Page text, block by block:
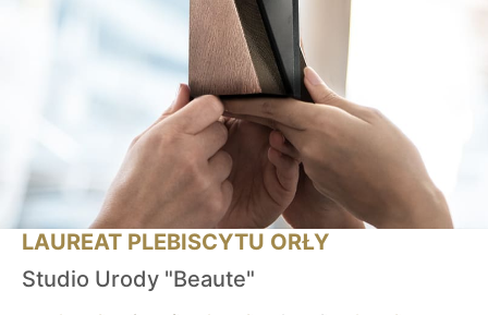
LAUREAT PLEBISCYTU ORŁY
Studio Urody "Beaute"